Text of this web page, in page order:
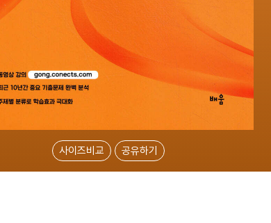
사이즈비교 공유하기